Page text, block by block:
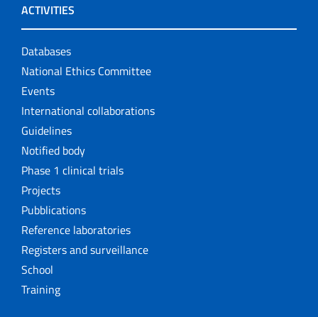
ACTIVITIES
Databases
National Ethics Committee
Events
International collaborations
Guidelines
Notified body
Phase 1 clinical trials
Projects
Pubblications
Reference laboratories
Registers and surveillance
School
Training